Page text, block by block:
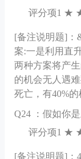
评分项1
[备注说明题]：
案:一是利用直
两种方案将产
的机会无人遇
死亡，有40%的
Q24 ：假如你
评分项1
[备注说明题]：